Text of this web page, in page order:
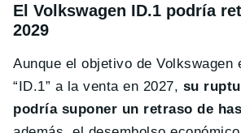
El Volkswagen ID.1 podría
2029
Aunque el objetivo de Volkswagen
“ID.1” a la venta en 2027, su
podría suponer un retraso de